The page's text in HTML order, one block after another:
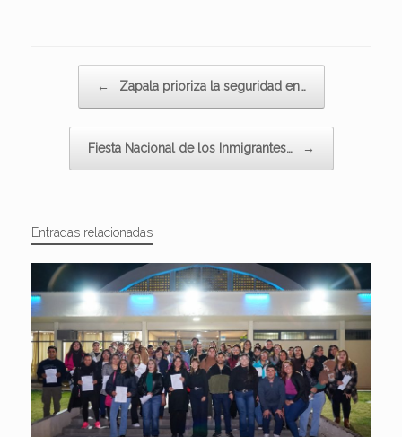
← Zapala prioriza la seguridad en…
Fiesta Nacional de los Inmigrantes… →
Entradas relacionadas